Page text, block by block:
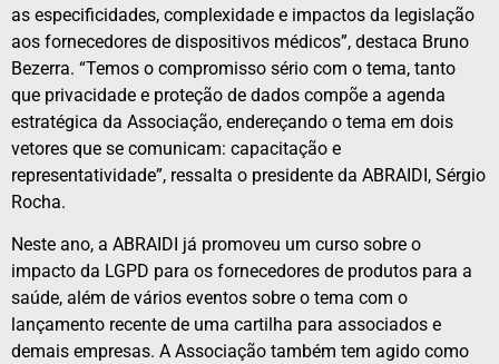
as especificidades, complexidade e impactos da legislação
aos fornecedores de dispositivos médicos”, destaca Bruno
Bezerra. “Temos o compromisso sério com o tema, tanto
que privacidade e proteção de dados compõe a agenda
estratégica da Associação, endereçando o tema em dois
vetores que se comunicam: capacitação e
representatividade”, ressalta o presidente da ABRAIDI, Sérgio
Rocha.
Neste ano, a ABRAIDI já promoveu um curso sobre o
impacto da LGPD para os fornecedores de produtos para a
saúde, além de vários eventos sobre o tema com o
lançamento recente de uma cartilha para associados e
demais empresas. A Associação também tem agido como